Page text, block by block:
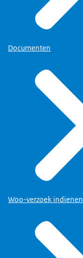
Documenten
Woo-verzoek indienen